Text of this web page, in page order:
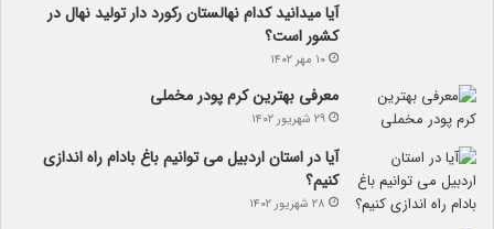
آیا می­دانید کدام نهالستان رکورد دار تولید نهال­ در
کشور است؟
۱۰ مهر ۱۴۰۲
معرفی بهترین کرم پودر مخملی
۲۹ شهریور ۱۴۰۲
آیا در استان اردبیل می توانیم باغ بادام راه اندازی
کنیم؟
۲۸ شهریور ۱۴۰۲